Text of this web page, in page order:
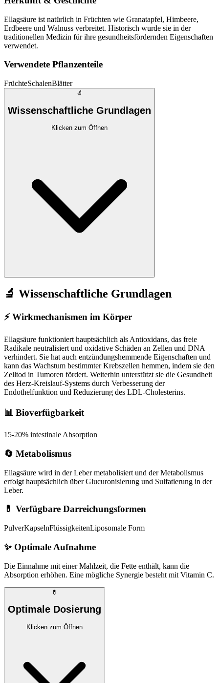
Ellagsäure ist natürlich in Früchten wie Granatapfel, Himbeere,
Erdbeere und Walnuss verbreitet. Historisch wurde sie in der
traditionellen Medizin für ihre gesundheitsfördernden Eigenschaften
verwendet.
Verwendete Pflanzenteile
FrüchteSchalenBlätter
🔬
Wissenschaftliche Grundlagen
Klicken zum Öffnen
🔬 Wissenschaftliche Grundlagen
⚡ Wirkmechanismen im Körper
Ellagsäure funktioniert hauptsächlich als Antioxidans, das freie
Radikale neutralisiert und oxidative Schäden an Zellen und DNA
verhindert. Sie hat auch entzündungshemmende Eigenschaften und
kann das Wachstum bestimmter Krebszellen hemmen, indem sie den
Zelltod in Tumoren fördert. Weiterhin unterstützt sie die Gesundheit
des Herz-Kreislauf-Systems durch Verbesserung der
Endothelfunktion und Reduzierung des LDL-Cholesterins.
📊 Bioverfügbarkeit
15-20% intestinale Absorption
🔄 Metabolismus
Ellagsäure wird in der Leber metabolisiert und der Metabolismus
erfolgt hauptsächlich über Glucuronisierung und Sulfatierung in der
Leber.
💊 Verfügbare Darreichungsformen
PulverKapselnFlüssigkeitenLiposomale Form
✨ Optimale Aufnahme
Die Einnahme mit einer Mahlzeit, die Fette enthält, kann die
Absorption erhöhen. Eine mögliche Synergie besteht mit Vitamin C.
💊
Optimale Dosierung
Klicken zum Öffnen